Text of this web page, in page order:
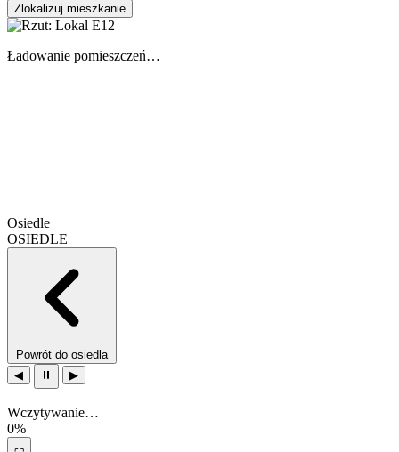
Zlokalizuj mieszkanie
Ładowanie pomieszczeń…
Osiedle
OSIEDLE
Powrót do osiedla
◀
⏸ ▶
Wczytywanie…
0%